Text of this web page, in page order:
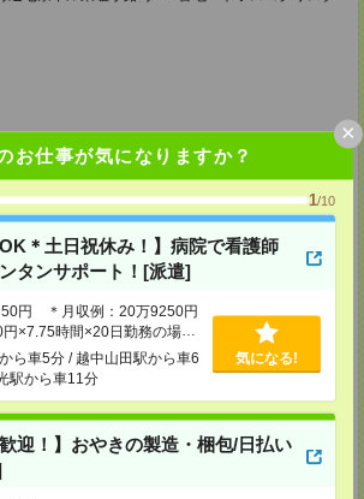
お仕事が気になりますか？
1/10
OK＊土日祝休み！】病院で看護師
タンサポート！[派遣]
円 ＊月収例：20万9250円
円×7.75時間×20日勤務の場
払い制度あり（会社規定内）
ら車5分 / 越中山田駅から車6
駅から車11分
気になる!
歓迎！】おやきの製造・梱包/日払い
×
8番1号 大阪梅田ツインタワーズ・ノース34階
崎町1丁目3番3号 神戸ハーバーランドセンタービ
2丁目1番地22号 広島興銀ビル11階